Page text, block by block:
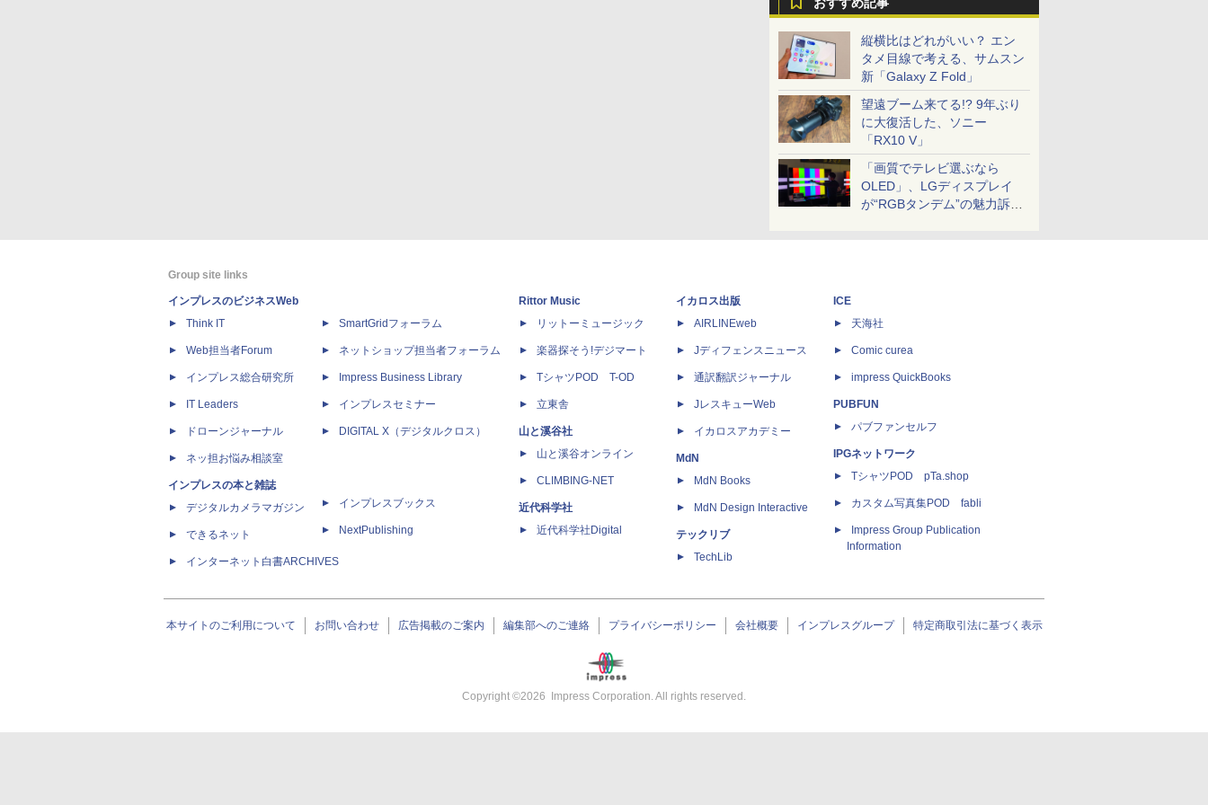
縦横比はどれがいい？ エン
タメ目線で考える、サムスン
新「Galaxy Z Fold」
望遠ブーム来てる!? 9年ぶり
に大復活した、ソニー
「RX10 V」
「画質でテレビ選ぶなら
OLED」、LGディスプレイ
が“RGBタンデム”の魅力訴
Group site links
インプレスのビジネスWeb
Think IT
Web担当者Forum
インプレス総合研究所
IT Leaders
ドローンジャーナル
ネッ担お悩み相談室
インプレスの本と雑誌
デジタルカメラマガジン
できるネット
インターネット白書ARCHIVES
SmartGridフォーラム
ネットショップ担当者フォーラム
Impress Business Library
インプレスセミナー
DIGITAL X（デジタルクロス）
インプレスブックス
NextPublishing
Rittor Music
リットーミュージック
楽器探そう!デジマート
TシャツPOD T-OD
立東舎
山と溪谷社
山と溪谷オンライン
CLIMBING-NET
近代科学社
近代科学社Digital
イカロス出版
AIRLINEweb
Jディフェンスニュース
通訳翻訳ジャーナル
JレスキューWeb
イカロスアカデミー
MdN
MdN Books
MdN Design Interactive
テックリブ
TechLib
ICE
天海社
Comic curea
impress QuickBooks
PUBFUN
パブファンセルフ
IPGネットワーク
TシャツPOD pTa.shop
カスタム写真集POD fabli
Impress Group Publication
Information
本サイトのご利用について お問い合わせ 広告掲載のご案内 編集部へのご連絡 プライバシーポリシー 会社概要 インプレスグループ 特定商取引法に基づく表示
Copyright ©2026 Impress Corporation. All rights reserved.